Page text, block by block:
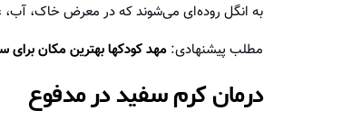
به انگل روده‌ای می‌شوند که در معرض خاک، آب،
مطلب پیشنهادی: مهد کودکها بهترین مکان
درمان کرم سفید در مدفوع